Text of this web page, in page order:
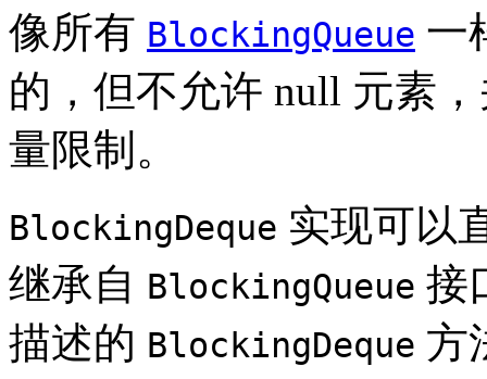
像所有 BlockingQueue 一
的，但不允许 null 元素
量限制。
BlockingDeque 实现可以
继承自 BlockingQueue 接
描述的 BlockingDeque 方